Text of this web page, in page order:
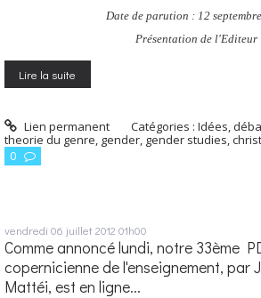
Date de parution : 12
Présentation de l'Editeur
Lire la suite
Lien permanent Catégories :Idées,
theorie du genre, gender, gender studies,
0
vendredi 06 juillet 2012 01h00
Comme annoncé lundi, notre 33ème
copernicienne de l'enseignement, par
Mattéi, est en ligne...